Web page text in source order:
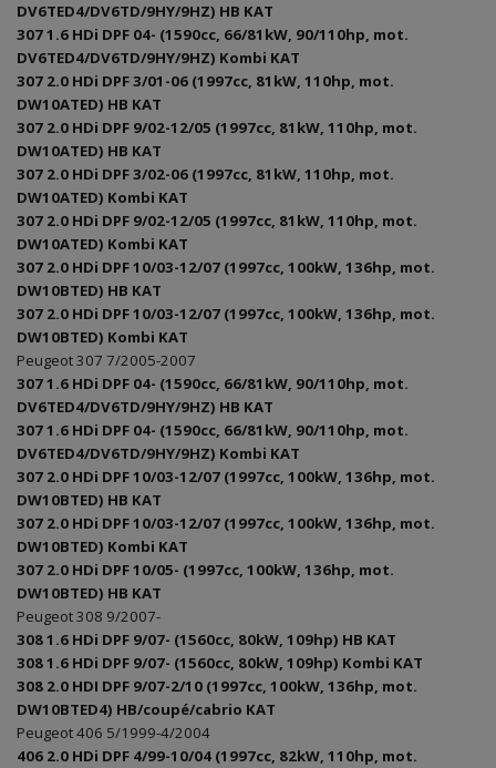
DV6TED4/DV6TD/9HY/9HZ) HB KAT
307 1.6 HDi DPF 04- (1590cc, 66/81kW, 90/110hp, mot.
DV6TED4/DV6TD/9HY/9HZ) Kombi KAT
307 2.0 HDi DPF 3/01-06 (1997cc, 81kW, 110hp, mot.
DW10ATED) HB KAT
307 2.0 HDi DPF 9/02-12/05 (1997cc, 81kW, 110hp, mot.
DW10ATED) HB KAT
307 2.0 HDi DPF 3/02-06 (1997cc, 81kW, 110hp, mot.
DW10ATED) Kombi KAT
307 2.0 HDi DPF 9/02-12/05 (1997cc, 81kW, 110hp, mot.
DW10ATED) Kombi KAT
307 2.0 HDi DPF 10/03-12/07 (1997cc, 100kW, 136hp, mot.
DW10BTED) HB KAT
307 2.0 HDi DPF 10/03-12/07 (1997cc, 100kW, 136hp, mot.
DW10BTED) Kombi KAT
Peugeot 307 7/2005-2007
307 1.6 HDi DPF 04- (1590cc, 66/81kW, 90/110hp, mot.
DV6TED4/DV6TD/9HY/9HZ) HB KAT
307 1.6 HDi DPF 04- (1590cc, 66/81kW, 90/110hp, mot.
DV6TED4/DV6TD/9HY/9HZ) Kombi KAT
307 2.0 HDi DPF 10/03-12/07 (1997cc, 100kW, 136hp, mot.
DW10BTED) HB KAT
307 2.0 HDi DPF 10/03-12/07 (1997cc, 100kW, 136hp, mot.
DW10BTED) Kombi KAT
307 2.0 HDi DPF 10/05- (1997cc, 100kW, 136hp, mot.
DW10BTED) HB KAT
Peugeot 308 9/2007-
308 1.6 HDi DPF 9/07- (1560cc, 80kW, 109hp) HB KAT
308 1.6 HDi DPF 9/07- (1560cc, 80kW, 109hp) Kombi KAT
308 2.0 HDI DPF 9/07-2/10 (1997cc, 100kW, 136hp, mot.
DW10BTED4) HB/coupé/cabrio KAT
Peugeot 406 5/1999-4/2004
406 2.0 HDi DPF 4/99-10/04 (1997cc, 82kW, 110hp, mot.